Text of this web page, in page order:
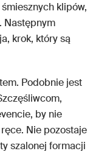
klipów,
Następnym
krok, który są
Podobnie jest
by nie
Nie pozostaje
szalonej formacji